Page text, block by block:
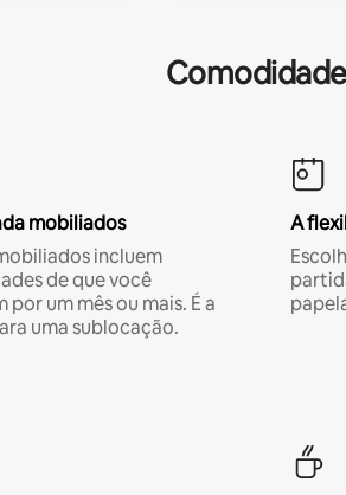
mobiliados
incluem
de que você
um mês ou mais. É a
uma sublocação.
A